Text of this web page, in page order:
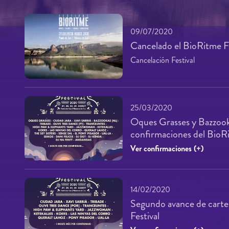
09/07/2020
Cancelado el BioRitme
Cancelación Festival
25/03/2020
Oques Grasses y
confirmaciones del
Ver confirmaciones (+)
14/02/2020
Segundo avance de
Festival